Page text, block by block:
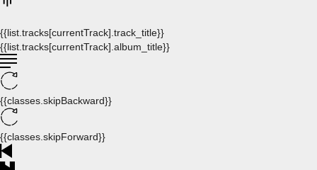
{{list.tracks[currentTrack].track_title}}
{{list.tracks[currentTrack].album_title}}
{{classes.skipBackward}}
{{classes.skipForward}}